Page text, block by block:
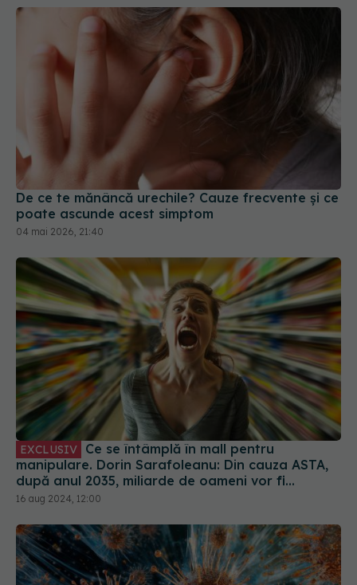
De ce te mănâncă urechile? Cauze frecvente și ce
poate ascunde acest simptom
04 mai 2026, 21:40
EXCLUSIV
manipulare. Dorin Sarafoleanu: Din cauza ASTA,
după anul 2035, miliarde de oameni vor fi
hipoacuzici și vor avea nevoie de proteze
16 aug 2024, 12:00